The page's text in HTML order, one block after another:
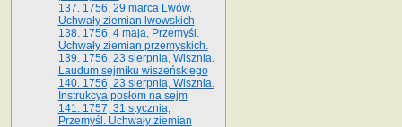
137. 1756, 29 marca Lwów.
Uchwały ziemian lwowskich
138. 1756, 4 maja, Przemyśl.
Uchwały ziemian przemyskich.
139. 1756, 23 sierpnia, Wisznia.
Laudum sejmiku wiszeńskiego
140. 1756, 23 sierpnia, Wisznia.
Instrukcya posłom na sejm
141. 1757, 31 stycznia,
Przemyśl. Uchwały ziemian